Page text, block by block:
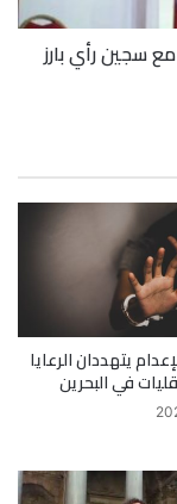
سجين رأي بارز
يتهددان الرعايا
في البحرين